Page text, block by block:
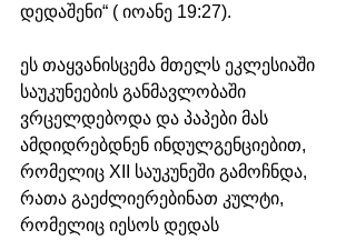
დედაშენი“ ( იოანე 19:27).
ეს თაყვანისცემა მთელს ეკლესიაში
საუკუნეების განმავლობაში
ვრცელდებოდა და პაპები მას
ამდიდრებდნენ ინდულგენციებით,
რომელიც XII საუკუნეში გამოჩნდა,
რათა გაეძლიერებინათ კულტი,
რომელიც იესოს დედას